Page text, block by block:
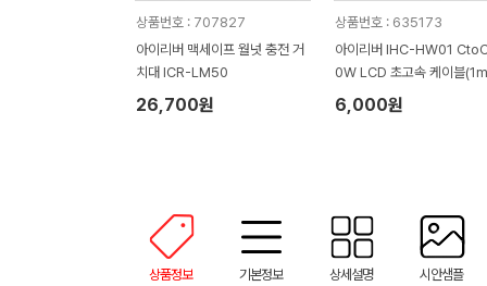
상품번호 : 707827
아이리버 맥세이프 월넛 충전 거
치대 ICR-LM50
26,700원
상품번호 : 635173
아이리버 IHC-HW01
0W LCD 초고속 케이블
m)
6,000원
상품정보 기본정보 상세설명 시안샘플